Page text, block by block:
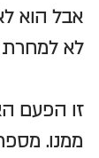
אבל הוא
לא למחרת
זו הפעם
ממנו.